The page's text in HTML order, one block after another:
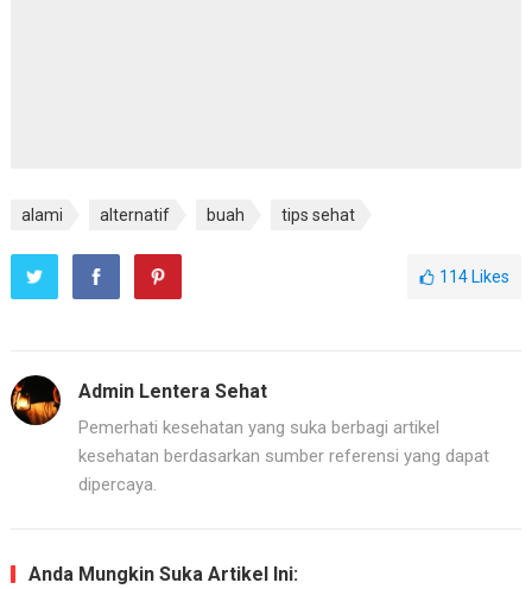
alami alternatif buah tips sehat
114Likes
Admin Lentera Sehat
Pemerhati kesehatan yang suka berbagi artikel
kesehatan berdasarkan sumber referensi yang dapat
dipercaya.
Anda Mungkin Suka Artikel Ini: